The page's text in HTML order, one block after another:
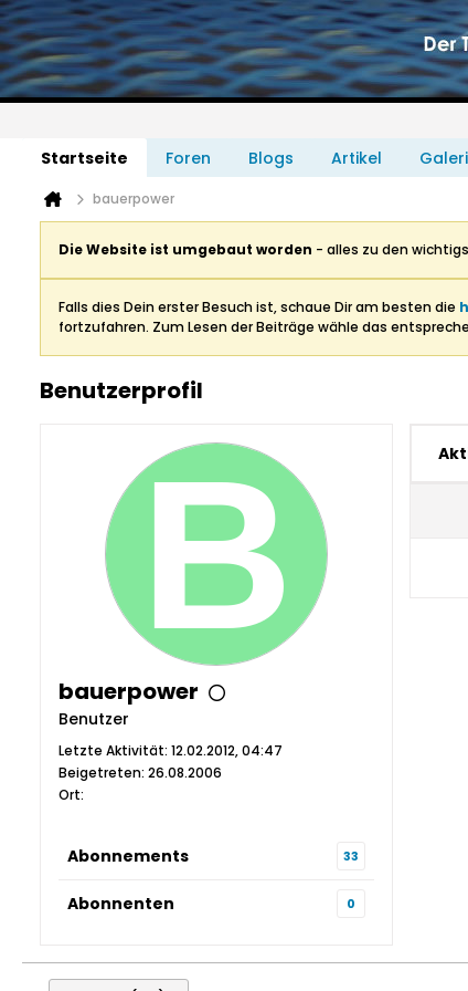
Startseite Foren Blogs Artikel
bauerpower
Die Website ist umgebaut worden - alles zu den
Falls dies Dein erster Besuch ist, schaue Dir am besten die
fortzufahren. Zum Lesen der Beiträge wähle das
Benutzerprofil
bauerpower
Benutzer
Letzte Aktivität: 12.02.2012, 04:47
Beigetreten: 26.08.2006
Ort:
Abonnements 33
Abonnenten 0